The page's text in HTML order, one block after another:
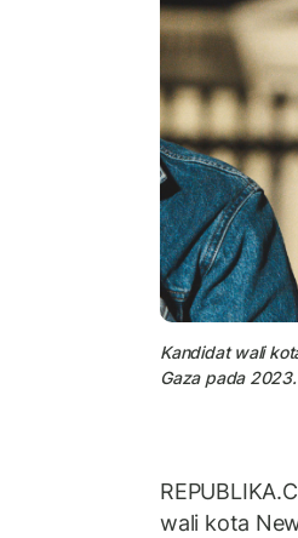
Kandidat wali
Gaza pada 2023.
wali kota